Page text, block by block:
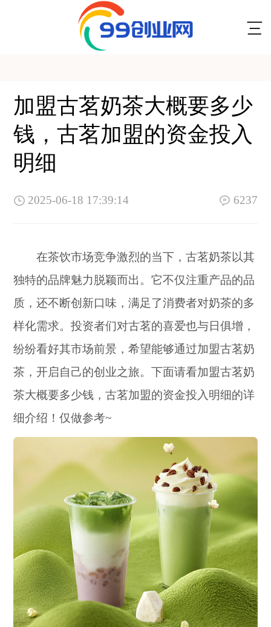
加盟古茗奶茶大概要多少
钱，古茗加盟的资金投入
明细
2025-06-18 17:39:14 6237
在茶饮市场竞争激烈的当下，古茗奶茶以其
独特的品牌魅力脱颖而出。它不仅注重产品的品
质，还不断创新口味，满足了消费者对奶茶的多
样化需求。投资者们对古茗的喜爱也与日俱增，
纷纷看好其市场前景，希望能够通过加盟古茗奶
茶，开启自己的创业之旅。下面请看加盟古茗奶
茶大概要多少钱，古茗加盟的资金投入明细的详
细介绍！仅做参考~